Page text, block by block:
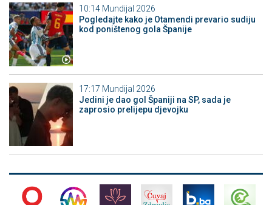
10:14 Mundijal 2026
Pogledajte kako je Otamendi prevario sudiju
kod poništenog gola Španije
17:17 Mundijal 2026
Jedini je dao gol Španiji na SP, sada je
zaprosio prelijepu djevojku